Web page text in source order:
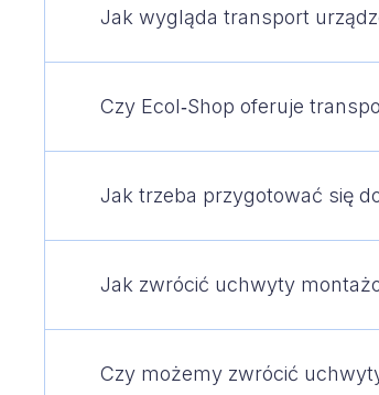
Jak wygląda transport
Czy Ecol‑Shop oferuje
Jak trzeba przygotować się
Jak zwrócić uchwyty
Czy możemy zwrócić